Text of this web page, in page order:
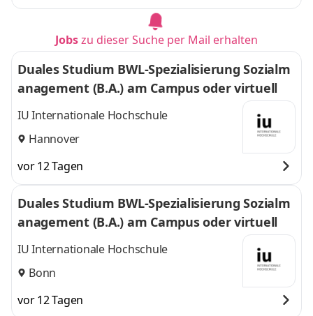
Jobszu dieser Suche per Mail erhalten
Duales Studium BWL-Spezialisierung Sozialm
anagement (B.A.) am Campus oder virtuell
IU Internationale Hochschule
Hannover
vor 12 Tagen
Duales Studium BWL-Spezialisierung Sozialm
anagement (B.A.) am Campus oder virtuell
IU Internationale Hochschule
Bonn
vor 12 Tagen